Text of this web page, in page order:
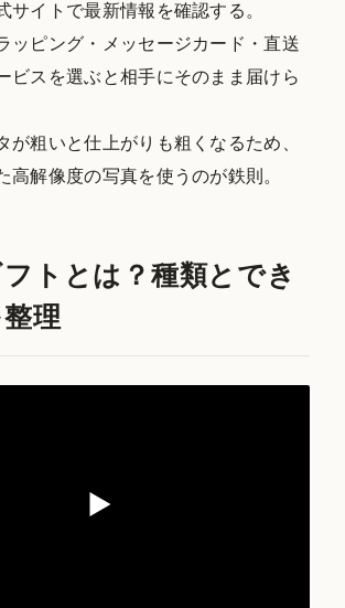
サイトで最新情報を確認する。
ッピング・メッセージカード・直送
ビスを選ぶと相手にそのまま届けら
が粗いと仕上がりも粗くなるため、
高解像度の写真を使うのが鉄則。
トとは？種類とでき
理